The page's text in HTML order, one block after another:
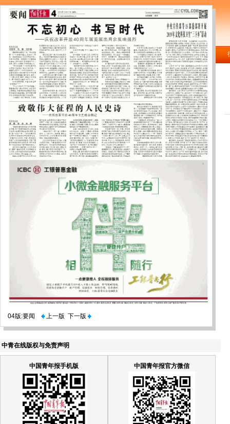
04版:要闻 上一版 下一版
中青在线版权与免责声明
中国青年报手机版 中国青年报官方微信